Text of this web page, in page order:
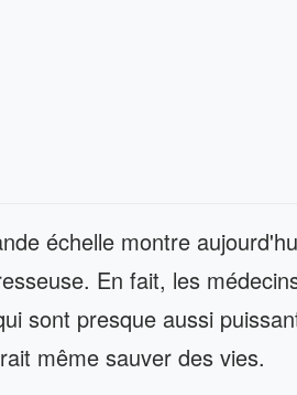
échelle montre
En fait, les
sont presque aussi
même sauver des vies.